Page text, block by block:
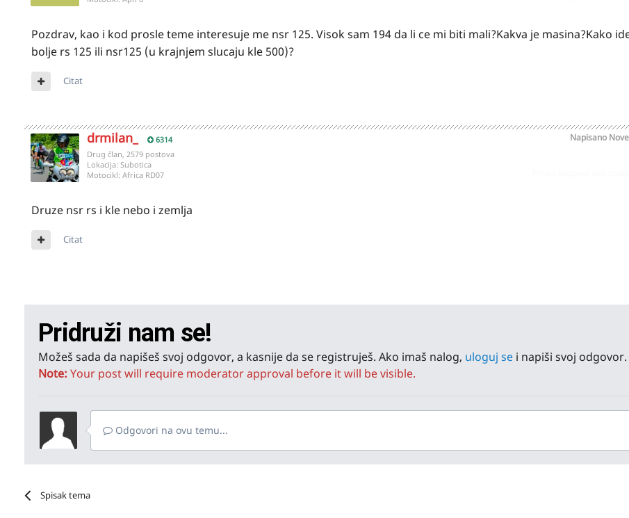
Pozdrav, kao i kod prosle teme interesuje me nsr 125. Visok sam 194 da li ce mi biti mali?Kakva je masina?Kako
bolje rs 125 ili nsr125 (u krajnjem slucaju kle 500)?
Citat
drmilan_ 6314 Napisano
Drug član, 2579 postova
Lokacija: Subotica
Motocikl: Africa RD07
Druze nsr rs i kle nebo i zemlja
Citat
Pridruži nam se!
Možeš sada da napišeš svoj odgovor, a kasnije da se registruješ. Ako imaš nalog, uloguj se i napiši svoj odgovor.
Note: Your post will require moderator approval before it will be visible.
Odgovori na ovu temu...
Spisak tema